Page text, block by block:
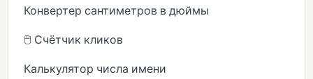
Конвертер сантиметров в дюймы
🖱️ Счётчик кликов
Калькулятор числа имени